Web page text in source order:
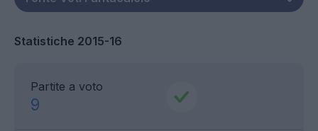
Statistiche 2015-16
Partite a voto
9